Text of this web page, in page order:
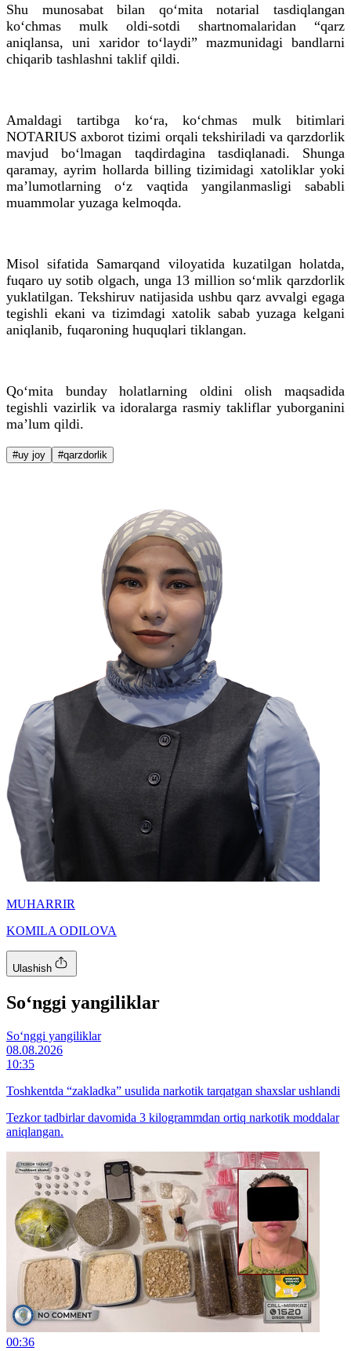
Shu munosabat bilan qo‘mita notarial tasdiqlangan
ko‘chmas mulk oldi-sotdi shartnomalaridan “qarz
aniqlansa, uni xaridor to‘laydi” mazmunidagi bandlarni
chiqarib tashlashni taklif qildi.
Amaldagi tartibga ko‘ra, ko‘chmas mulk bitimlari
NOTARIUS axborot tizimi orqali tekshiriladi va qarzdorlik
mavjud bo‘lmagan taqdirdagina tasdiqlanadi. Shunga
qaramay, ayrim hollarda billing tizimidagi xatoliklar yoki
ma’lumotlarning o‘z vaqtida yangilanmasligi sababli
muammolar yuzaga kelmoqda.
Misol sifatida Samarqand viloyatida kuzatilgan holatda,
fuqaro uy sotib olgach, unga 13 million so‘mlik qarzdorlik
yuklatilgan. Tekshiruv natijasida ushbu qarz avvalgi egaga
tegishli ekani va tizimdagi xatolik sabab yuzaga kelgani
aniqlanib, fuqaroning huquqlari tiklangan.
Qo‘mita bunday holatlarning oldini olish maqsadida
tegishli vazirlik va idoralarga rasmiy takliflar yuborganini
ma’lum qildi.
#uy joy #qarzdorlik
MUHARRIR
KOMILA ODILOVA
Ulashish
So‘nggi yangiliklar
So‘nggi yangiliklar
08.08.2026
10:35
Toshkentda “zakladka” usulida narkotik tarqatgan shaxslar ushlandi
Tezkor tadbirlar davomida 3 kilogrammdan ortiq narkotik moddalar
aniqlangan.
00:36